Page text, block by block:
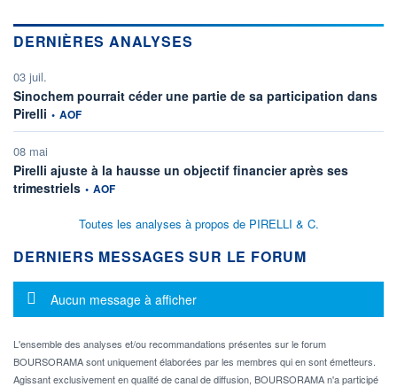
DERNIÈRES ANALYSES
03 juil.
Sinochem pourrait céder une partie de sa participation dans
Pirelli information fournie par
• AOF
08 mai
Pirelli ajuste à la hausse un objectif financier après ses
trimestriels information fournie par
• AOF
Toutes les analyses à propos de PIRELLI & C.
DERNIERS MESSAGES SUR LE FORUM
Message d'information
Aucun message à afficher
L'ensemble des analyses et/ou recommandations présentes sur le forum
BOURSORAMA sont uniquement élaborées par les membres qui en sont émetteurs.
Agissant exclusivement en qualité de canal de diffusion, BOURSORAMA n'a participé